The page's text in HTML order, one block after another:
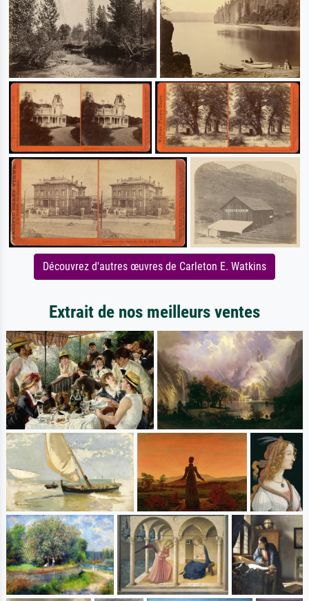
Découvrez d'autres œuvres de Carleton E. Watkins
Extrait de nos meilleurs ventes